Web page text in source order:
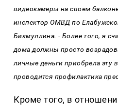
видеокамеры на своем
инспектор ОМВД по
Бикмуллина. - Более того, я
дома должны просто
личные деньги приобрела эту
проводится профилактика
Кроме того, в